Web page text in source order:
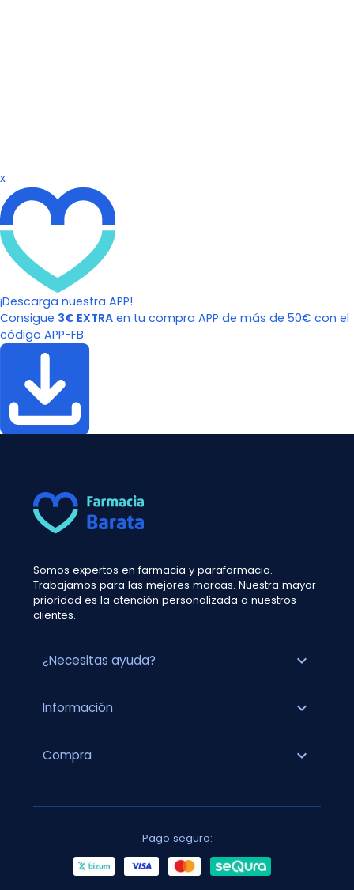
x
¡Descarga nuestra APP!
Consigue 3€ EXTRA en tu compra APP de más de 50€ con el
código APP-FB
Somos expertos en farmacia y parafarmacia.
Trabajamos para las mejores marcas. Nuestra mayor
prioridad es la atención personalizada a nuestros
clientes.
¿Necesitas ayuda? expand_more
Información expand_more
Compra expand_more
Pago seguro: